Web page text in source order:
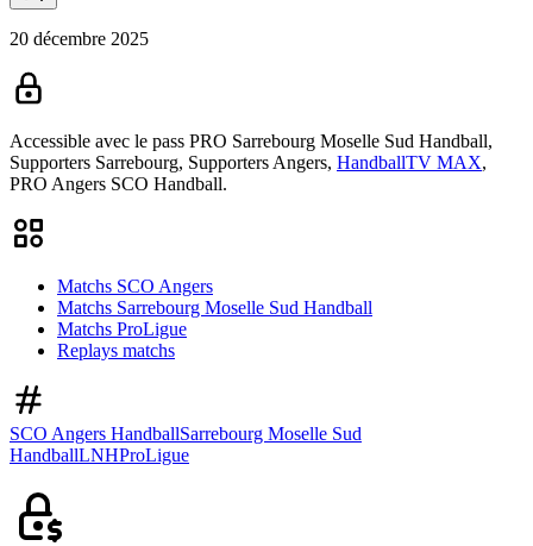
20 décembre 2025
Accessible avec le pass PRO Sarrebourg Moselle Sud Handball,
Supporters Sarrebourg, Supporters Angers, HandballTV MAX,
PRO Angers SCO Handball.
Matchs SCO Angers
Matchs Sarrebourg Moselle Sud Handball
Matchs ProLigue
Replays matchs
SCO Angers HandballSarrebourg Moselle Sud
HandballLNHProLigue